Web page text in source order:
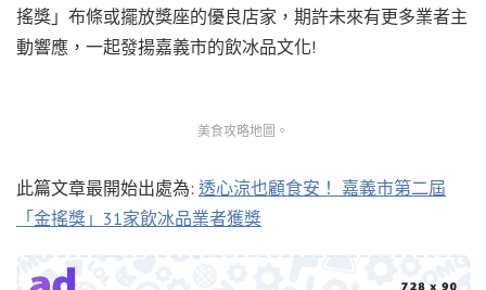
搖獎」布條或擺放獎座的優良店家，期許未來有更多業者主
動響應，一起發揚嘉義市的飲冰品文化!
美食攻略地圖。
此篇文章最開始出處為: 透心涼也顧食安！ 嘉義市第二屆
「金搖獎」31家飲冰品業者獲獎